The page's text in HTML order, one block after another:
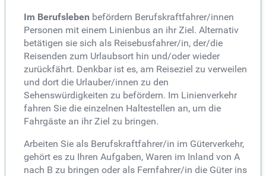
Im Berufsleben befördern Berufskraftfahrer/innen
Personen mit einem Linienbus an ihr Ziel. Alternativ
betätigen sie sich als Reisebusfahrer/in, der/die
Reisenden zum Urlaubsort hin und/oder wieder
zurückfährt. Denkbar ist es, am Reiseziel zu verweilen
und dort die Urlauber/innen zu den
Sehenswürdigkeiten zu befördern. Im Linienverkehr
fahren Sie die einzelnen Haltestellen an, um die
Fahrgäste an ihr Ziel zu bringen.
Arbeiten Sie als Berufskraftfahrer/in im Güterverkehr,
gehört es zu Ihren Aufgaben, Waren im Inland von A
nach B zu bringen oder als Fernfahrer/in die Güter ins